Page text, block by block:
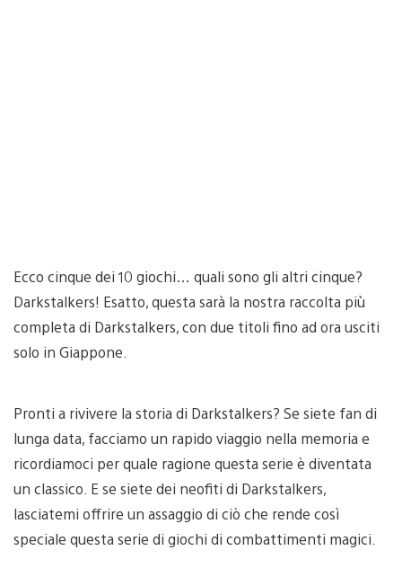
Ecco cinque dei 10 giochi… quali sono gli altri cinque?
Darkstalkers! Esatto, questa sarà la nostra raccolta più
completa di Darkstalkers, con due titoli fino ad ora usciti
solo in Giappone.
Pronti a rivivere la storia di Darkstalkers? Se siete fan di
lunga data, facciamo un rapido viaggio nella memoria e
ricordiamoci per quale ragione questa serie è diventata
un classico. E se siete dei neofiti di Darkstalkers,
lasciatemi offrire un assaggio di ciò che rende così
speciale questa serie di giochi di combattimenti magici.